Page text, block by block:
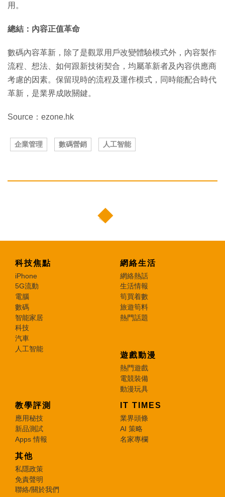
用。
總結：內容正值革命
數碼內容革新，除了是觀眾用戶改變體驗模式外，內容製作
流程、想法、如何跟新技術契合，均屬革新者及內容供應商
考慮的因素。保留現時的流程及運作模式，同時能配合時代
革新，是業界成敗關鍵。
Source：ezone.hk
企業管理 數碼營銷 人工智能
科技焦點
iPhone
5G流動
電腦
數碼
智能家居
科技
汽車
人工智能
網絡生活
網絡熱話
生活情報
筍買着數
旅遊筍料
熱門話題
遊戲動漫
熱門遊戲
電競裝備
動漫玩具
教學評測
應用秘技
新品測試
Apps 情報
IT TIMES
業界頭條
AI 策略
名家專欄
其他
私隱政策
免責聲明
聯絡/關於我們